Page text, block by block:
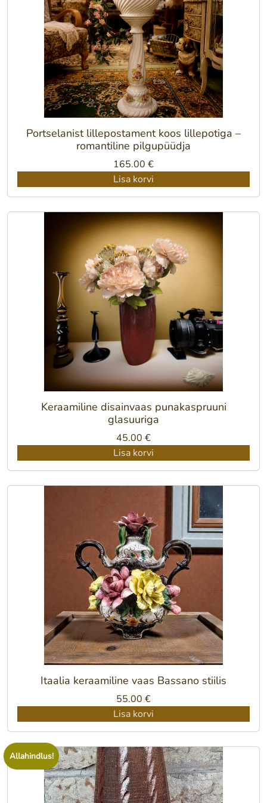
Portselanist lillepostament koos lillepotiga –
romantiline pilgupüüdja
165.00 €
Lisa korvi
Keraamiline disainvaas punakaspruuni
glasuuriga
45.00 €
Lisa korvi
Itaalia keraamiline vaas Bassano stiilis
55.00 €
Lisa korvi
Allahindlus!